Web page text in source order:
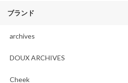
ブランド
archives
DOUX ARCHIVES
Cheek